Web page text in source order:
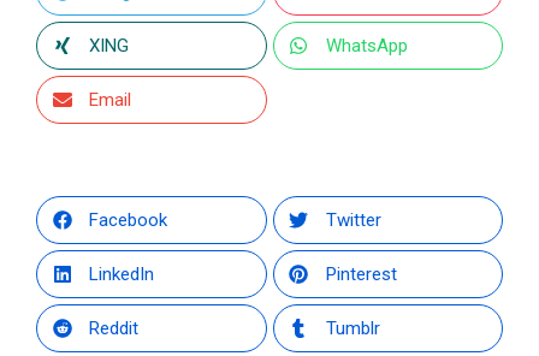
XING WhatsApp
Email
Facebook Twitter
LinkedIn Pinterest
Reddit Tumblr